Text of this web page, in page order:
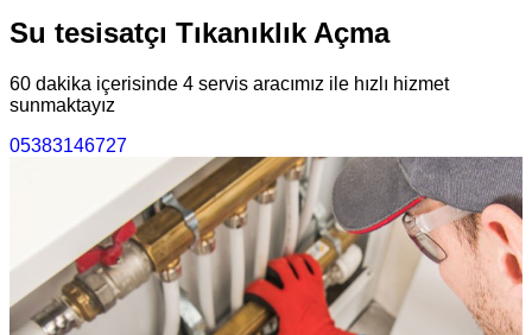
Su tesisatçı Tıkanıklık Açma
60 dakika içerisinde 4 servis aracımız ile hızlı hizmet
sunmaktayız
05383146727